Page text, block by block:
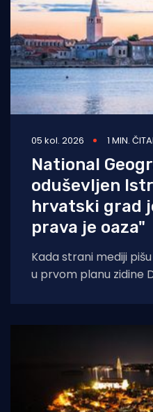
05 kol. 2026 1 MIN.
National
oduševljen
hrvatski grad
prava je oaza"
Kada strani mediji
u prvom planu zidine